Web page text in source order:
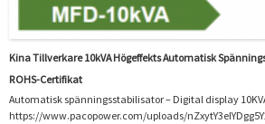
Kina Tillverkare 10kVA Högeffekts Automatisk
ROHS-Certifikat
Automatisk spänningsstabilisator – Digital display
https://www.pacopower.com/uploads/